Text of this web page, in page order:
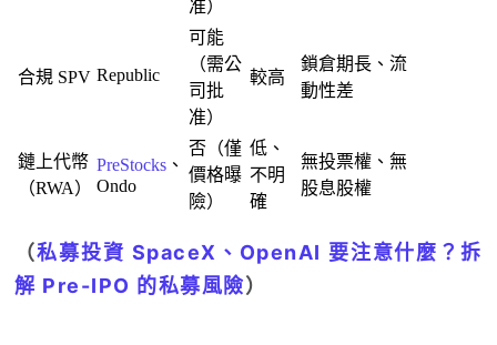
准）
合規 SPV Republic
可能
（需公
司批
准）
較高
鎖倉期長、流
動性差
鏈上代幣
（RWA）
PreStocks 、
Ondo
否（僅
價格曝
險）
低、
不明
確
無投票權、無
股息股權
（私募投資 SpaceX、OpenAI 要注意什麼？拆
解 Pre-IPO 的私募風險）